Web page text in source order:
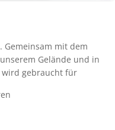
Gemeinsam mit dem
Gelände und in
wird gebraucht für